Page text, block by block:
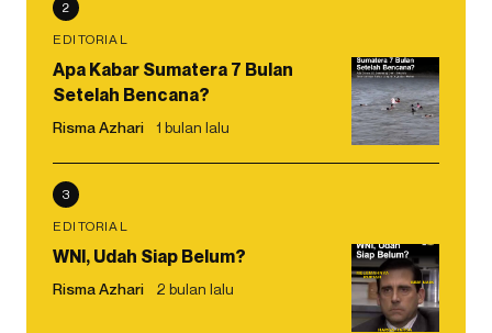
2
EDITORIAL
Apa Kabar Sumatera 7 Bulan
Setelah Bencana?
Risma Azhari 1 bulan lalu
3
EDITORIAL
WNI, Udah Siap Belum?
Risma Azhari 2 bulan lalu